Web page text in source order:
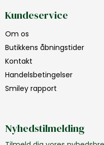
Kundeservice
Om os
Butikkens åbningstider
Kontakt
Handelsbetingelser
Smiley rapport
Nyhedstilmelding